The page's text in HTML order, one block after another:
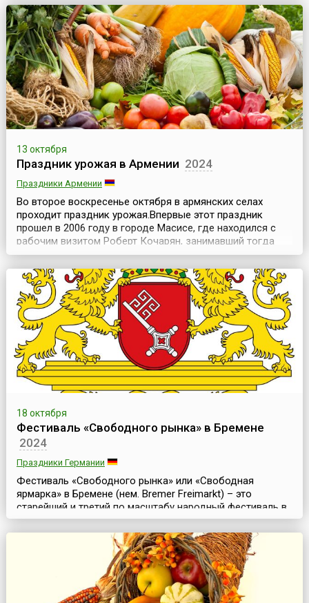
которого являются утки-марафонцы. Хотите
почувствовать колорит итальянского праздника в
небольшом городке? Тогда, по пути из Флоренции в
Пизу, ...
13 октября
Праздник урожая в Армении 2024
Праздники Армении
Во второе воскресенье октября в армянских селах
проходит праздник урожая.Впервые этот праздник
прошел в 2006 году в городе Масисе, где находился с
рабочим визитом Роберт Кочарян, занимавший тогда
пост президента Армении.Почти сотня накрытых столов
ломилась от изобилия: корзины с овощами и фруктами,
всевозможные мясные и даже рыбные деликатесы
(икра армянская, ишхановая), напитки, молочная ...
18 октября
Фестиваль «Свободного рынка» в Бремене
2024
Праздники Германии
Фестиваль «Свободного рынка» или «Свободная
ярмарка» в Бремене (нем. Bremer Freimarkt) – это
старейший и третий по масштабу народный фестиваль в
Германии. Он традиционно проходит во второй половине
октября и продолжается 17 дней.В древнем немецком
городе Бремене, городе с богатой историей, проходит
бесчисленное множество фестивалей и городских
праздников, о его театрах известно далеко даже за ...